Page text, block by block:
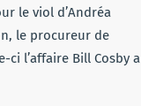
le viol d’Andréa
le procureur de
l’affaire Bill Cosby a